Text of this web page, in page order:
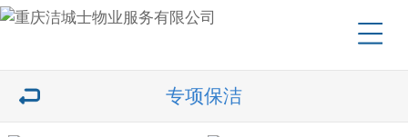
专项保洁